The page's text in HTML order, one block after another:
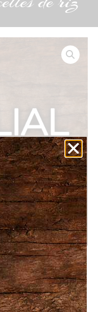
de porc